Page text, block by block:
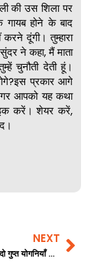
की उस शिला पर
गायब होने के बाद
दूंगी। तुम्हारा
ने कहा, मैं माता
चुनौती देती हूं।
प्रकार आगे
आपको यह कथा
करें। शेयर करें,
NEXT
कालीमठ मंदिर की दो गुप्त योगनियाँ 4 अंतिम भाग